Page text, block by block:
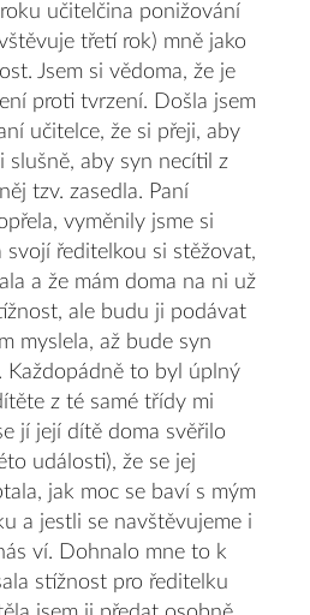
učitelčina ponižování
třetí rok) mně jako
Jsem si vědoma, že je
proti tvrzení. Došla jsem
učitelce, že si přeji, aby
slušně, aby syn necítil z
tzv. zasedla. Paní
vyměnily jsme si
svojí ředitelkou si stěžovat,
a že mám doma na ni už
ale budu ji podávat
myslela, až bude syn
Každopádně to byl úplný
z té samé třídy mi
jí její dítě doma svěřilo
události), že se jej
jak moc se baví s mým
a jestli se navštěvujeme i
ví. Dohnalo mne to k
stížnost pro ředitelku